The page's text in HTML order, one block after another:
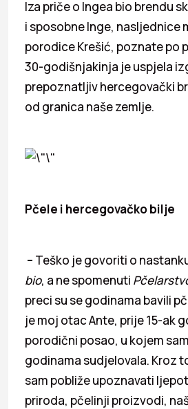
Iza priče o Ingea bio brendu
i sposobne Inge, nasljednice
porodice Krešić, poznate po
30-godišnjakinja je uspjela
prepoznatljiv hercegovački
od granica naše zemlje.
Pčele i hercegovačko bilje
– Teško je govoriti o
bio, a ne spomenuti
preci su se godinama bavili
je moj otac Ante, prije 15-ak
porodični posao, u kojem
godinama sudjelovala. Kroz
sam pobliže upoznavati
priroda, pčelinji proizvodi,